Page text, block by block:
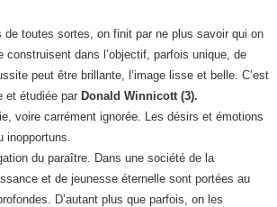
toutes sortes, on finit par ne plus savoir qui on
dans l’objectif, parfois unique, de
peut être brillante, l’image lisse et belle. C’est
et étudiée par Donald Winnicott (3).
voire carrément ignorée. Les désirs et émotions
inopportuns.
du paraître. Dans une société de la
et de jeunesse éternelle sont portées au
D’autant plus que parfois, on les